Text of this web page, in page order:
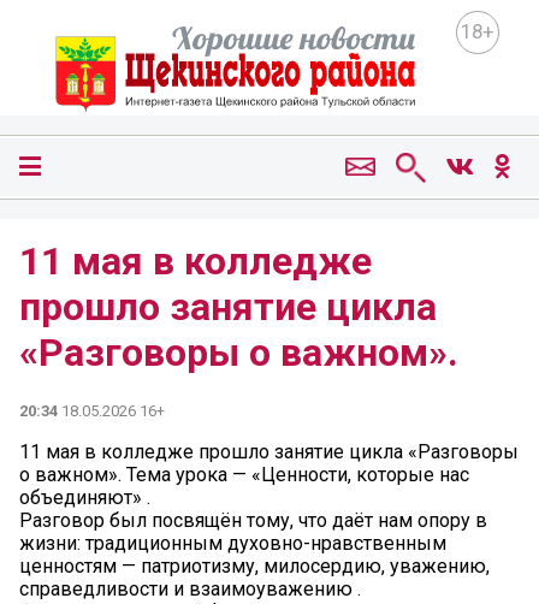
18+
11 мая в колледже
прошло занятие цикла
«Разговоры о важном».
20:34 18.05.2026 16+
11 мая в колледже прошло занятие цикла «Разговоры
о важном». Тема урока — «Ценности, которые нас
объединяют» .
Разговор был посвящён тому, что даёт нам опору в
жизни: традиционным духовно-нравственным
ценностям — патриотизму, милосердию, уважению,
справедливости и взаимоуважению .